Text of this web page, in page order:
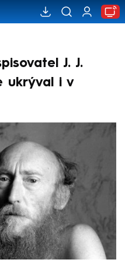
J. J.
ukrýval i v